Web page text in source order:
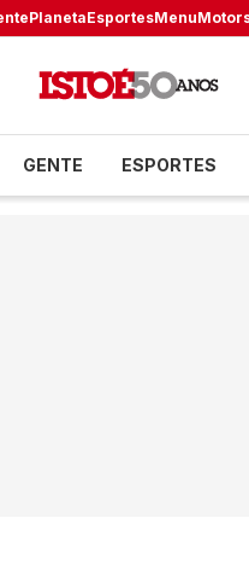
PlanetaEsportesMenu
GENTE ESPORTES